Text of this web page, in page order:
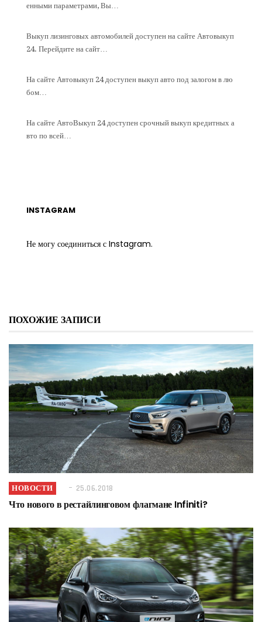
енными параметрами, Вы…
Выкуп лизинговых автомобилей доступен на сайте Автовыкуп
24. Перейдите на сайт…
На сайте Автовыкуп 24 доступен выкуп авто под залогом в лю
бом…
На сайте АвтоВыкуп 24 доступен срочный выкуп кредитных а
вто по всей…
INSTAGRAM
Не могу соединиться с Instagram.
ПОХОЖИЕ ЗАПИСИ
НОВОСТИ 25.06.2018
Что нового в рестайлинговом флагмане Infiniti?